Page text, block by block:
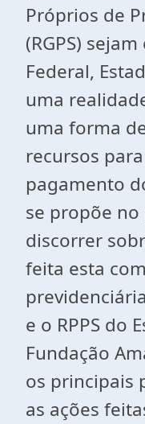
Próprios de
(RGPS)
Federal,
uma
uma forma
recursos
pagamento
se propõe
discorrer
feita esta
e o RPPS do
Fundação
os principais
as ações